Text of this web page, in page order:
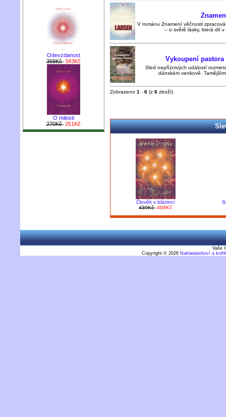
Odevzdanost
369Kč 343Kč
O milosti
270Kč 251Kč
V románu Znamení věčnosti
– o světě lásky, která dlí
Vykoupení pastora
Sled nepříznivých událostí
dánském venkově.
Zobrazeno 1 - 6 (z 6 zboží)
Člověk v blázinci
439Kč 408Kč
Vaše
Copyright © 2026 Nakladatelství a